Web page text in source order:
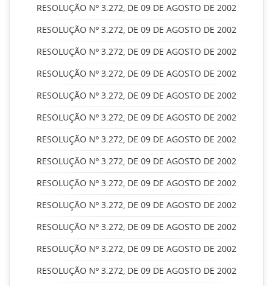
RESOLUÇÃO Nº 3.272, DE 09 DE AGOSTO DE 2002
RESOLUÇÃO Nº 3.272, DE 09 DE AGOSTO DE 2002
RESOLUÇÃO Nº 3.272, DE 09 DE AGOSTO DE 2002
RESOLUÇÃO Nº 3.272, DE 09 DE AGOSTO DE 2002
RESOLUÇÃO Nº 3.272, DE 09 DE AGOSTO DE 2002
RESOLUÇÃO Nº 3.272, DE 09 DE AGOSTO DE 2002
RESOLUÇÃO Nº 3.272, DE 09 DE AGOSTO DE 2002
RESOLUÇÃO Nº 3.272, DE 09 DE AGOSTO DE 2002
RESOLUÇÃO Nº 3.272, DE 09 DE AGOSTO DE 2002
RESOLUÇÃO Nº 3.272, DE 09 DE AGOSTO DE 2002
RESOLUÇÃO Nº 3.272, DE 09 DE AGOSTO DE 2002
RESOLUÇÃO Nº 3.272, DE 09 DE AGOSTO DE 2002
RESOLUÇÃO Nº 3.272, DE 09 DE AGOSTO DE 2002